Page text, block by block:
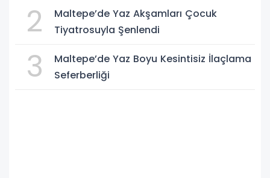
2
Maltepe’de Yaz Akşamları Çocuk
Tiyatrosuyla Şenlendi
3
Maltepe’de Yaz Boyu Kesintisiz İlaçlama
Seferberliği